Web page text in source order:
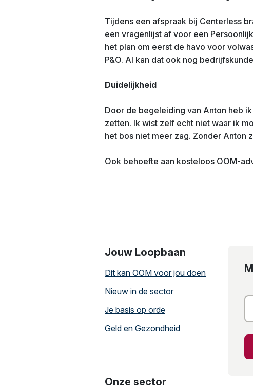
Tijdens een afspraak bij Centerless
een vragenlijst af voor een
het plan om eerst de havo voor
P&O. Al kan dat ook nog
Duidelijkheid
Door de begeleiding van Anton heb
zetten. Ik wist zelf echt niet waar ik
het bos niet meer zag. Zonder Anton
Ook behoefte aan kosteloos OOM-
Jouw Loopbaan
Dit kan OOM voor jou doen
Nieuw in de sector
Je basis op orde
Geld en Gezondheid
Onze sector